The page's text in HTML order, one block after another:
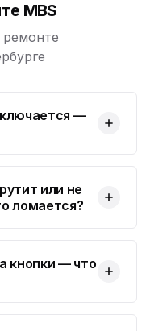
MBS
—
или не
ломается?
кнопки — что